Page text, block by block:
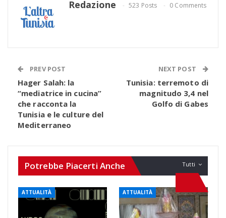
Redazione 523 Posts 0 Comments
PREV POST
Hager Salah: la
“mediatrice in cucina”
che racconta la
Tunisia e le culture del
Mediterraneo
NEXT POST
Tunisia: terremoto di
magnitudo 3,4 nel
Golfo di Gabes
Tutti
Potrebbe Piacerti Anche
ATTUALITÀ ATTUALITÀ